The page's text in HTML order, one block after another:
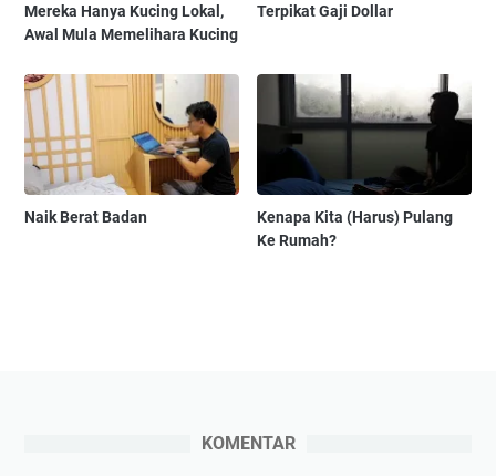
Mereka Hanya Kucing Lokal,
Awal Mula Memelihara Kucing
Terpikat Gaji Dollar
Naik Berat Badan
Kenapa Kita (Harus) Pulang
Ke Rumah?
KOMENTAR